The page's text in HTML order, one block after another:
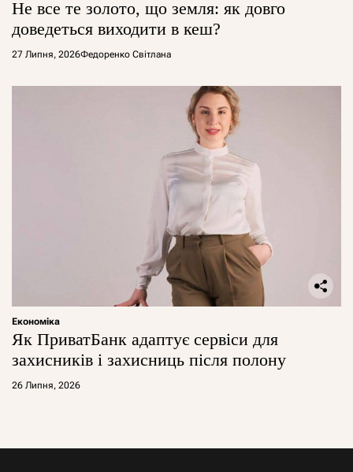
Не все те золото, що земля: як довго
доведеться виходити в кеш?
27 Липня, 2026Федоренко Світлана
Економіка
Як ПриватБанк адаптує сервіси для
захисників і захисниць після полону
26 Липня, 2026